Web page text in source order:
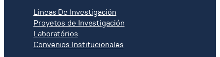
Lineas De Investigación
Proyetos de Investigación
Laboratórios
Convenios Institucionales